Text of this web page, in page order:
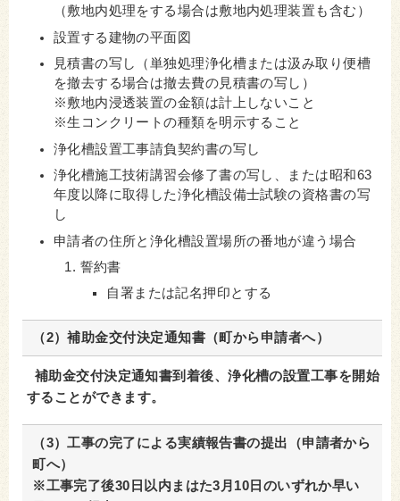
（敷地内処理をする場合は敷地内処理装置も含む）
設置する建物の平面図
見積書の写し
（単独処理浄化槽または汲み取り便槽
を撤去する場合は撤去費の見積書の写し）
※敷地内浸透装置の金額は計上しないこと
※生コンクリートの種類を明示すること
浄化槽設置工事請負契約書の写し
浄化槽施工技術講習会修了書の写し、または昭和63
年度以降に取得した浄化槽設備士試験の資格書の写
し
申請者の住所と浄化槽設置場所の番地が違う場合
誓約書
​自署または記名押印とする
（2）補助金交付決定通知書（町から申請者へ）
補助金交付決定通知書到着後、浄化槽の設置工事を開始
することができます。
（3）工事の完了による実績報告書の提出（申請者から
町へ）
※工事完了後30日以内まはた3月10日のいずれか早い